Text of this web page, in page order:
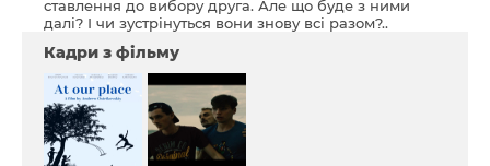
ставлення до вибору друга. Але що буде з ними
далі? І чи зустрінуться вони знову всі разом?..
Кадри з фільму